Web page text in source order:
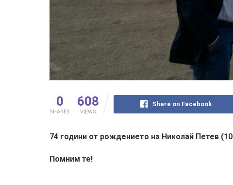
0
SHARES
608
VIEWS
Share on Facebook
74 години от рождението на Николай Петев
Помним те!